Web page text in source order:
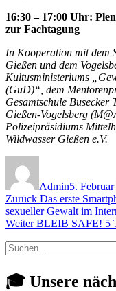
16:30 – 17:00 Uhr:
zur Fachtagung
In Kooperation mit dem
Gießen und dem
Kultusministeriums
(GuD)“, dem
Gesamtschule Busecker
Gießen-Vogelsberg
Polizeipräsidiums
Wildwasser Gießen e.V.
Admin5.
Zurück Vorheriger
Beitrag:
Das erste
sexueller Gewalt im
Weiter Nächster
BLEIB SAFE! 5
Suchen
nach:
🎓 Unsere